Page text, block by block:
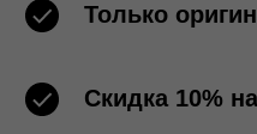
Только
Скидка 10%